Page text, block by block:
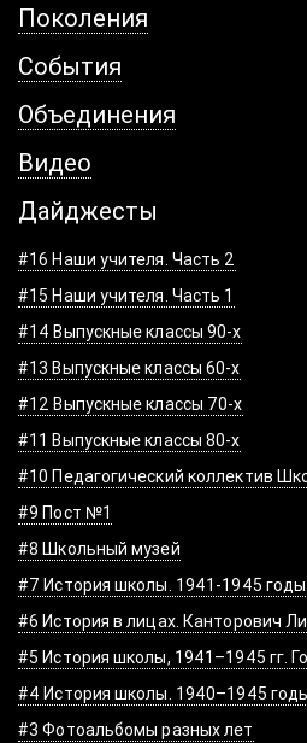
Поколения
События
Объединения
Видео
Дайджесты
#16 Наши учителя. Часть 2
#15 Наши учителя. Часть 1
#14 Выпускные классы 90-х
#13 Выпускные классы 60-х
#12 Выпускные классы 70-х
#11 Выпускные классы 80-х
#10 Педагогический коллектив
#9 Пост №1
#8 Школьный музей
#7 История школы. 1941-1945
#6 История в лицах. Канторович
#5 История школы, 1941–1945 гг.
#4 История школы. 1940–1945
#3 Фотоальбомы разных лет